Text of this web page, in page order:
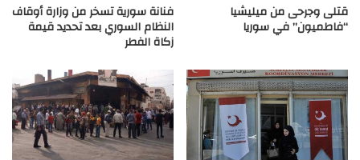
قتلى وجرحى من ميليشيا
“فاطميون” في سوريا
فنانة سورية تسخر من وزارة أوقاف
النظام السوري بعد تحديد قيمة
زكاة الفطر